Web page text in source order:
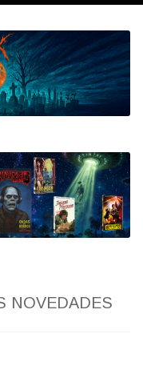
NOVEDADES